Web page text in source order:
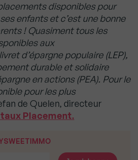
disponibles pour
enfants et c’est une bonne
! Quasiment tous les
aux
d’épargne populaire (LEP),
durable et solidaire
en actions (PEA). Pour le
pour les plus
de Quelen, directeur
Placement.